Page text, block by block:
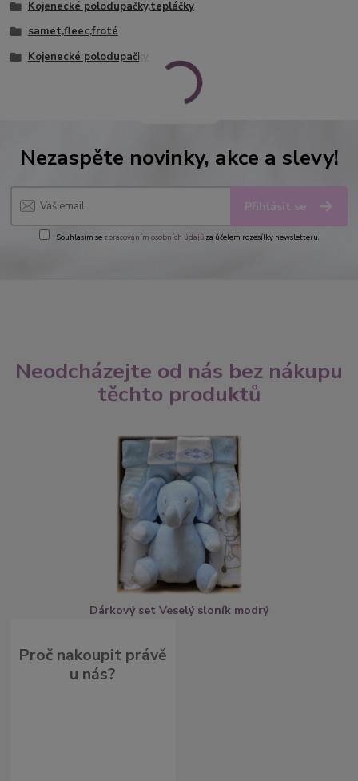
Kojenecké polodupačky,tepláčky
samet,fleec,froté
Kojenecké polodupačky
Nezaspěte novinky, akce a slevy!
Přihlásit se
Souhlasím se zpracováním osobních údajůza účelem rozesílky newsletteru.
Neodcházejte od nás bez nákupu
těchto produktů
Dárkový set Veselý sloník modrý
Proč nakoupit právě
u nás?